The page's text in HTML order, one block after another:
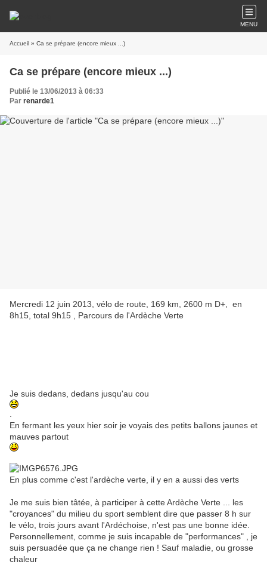
MENU
Accueil » Ca se prépare (encore mieux ...)
Ca se prépare (encore mieux ...)
Publié le 13/06/2013 à 06:33
Par renarde1
Mercredi 12 juin 2013, vélo de route, 169 km, 2600 m D+, en
8h15, total 9h15 , Parcours de l'Ardèche Verte
Je suis dedans, dedans jusqu'au cou
En fermant les yeux hier soir je voyais des petits ballons jaunes et
mauves partout
En plus comme c'est l'ardèche verte, il y en a aussi des verts
Je me suis bien tâtée, à participer à cette Ardèche Verte ... les
"croyances" du milieu du sport semblent dire que passer 8 h sur
le vélo, trois jours avant l'Ardéchoise, n'est pas une bonne idée.
Personnellement, comme je suis incapable de "performances" , je
suis persuadée que ça ne change rien ! Sauf maladie, ou grosse
chaleur